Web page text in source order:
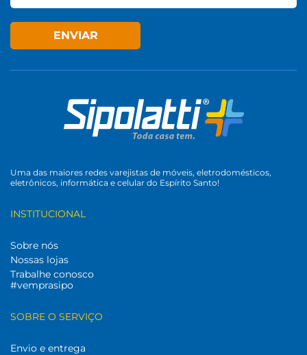
ENVIAR
Uma das maiores redes varejistas de móveis, eletrodomésticos,
eletrônicos, informática e celular do Espírito Santo!
INSTITUCIONAL
Sobre nós
Nossas lojas
Trabalhe conosco
#vemprasipo
SOBRE O SERVIÇO
Envio e entrega